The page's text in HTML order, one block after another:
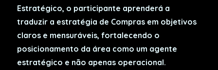
Estratégico, o participante aprenderá a
traduzir a estratégia de Compras em objetivos
claros e mensuráveis, fortalecendo o
posicionamento da área como um agente
estratégico e não apenas operacional.